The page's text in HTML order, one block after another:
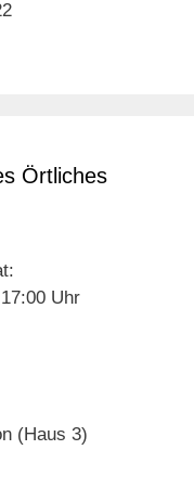
Örtliches
Uhr
(Haus 3)